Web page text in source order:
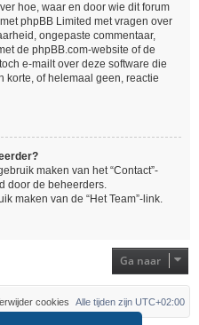
hoe, waar en door wie dit forum
phpBB Limited met vragen over
ongepaste commentaar,
de phpBB.com-website of de
e-mailt over deze software die
korte, of helemaal geen, reactie
maken van het “Contact”-
door de beheerders.
maken van de “Het Team”-link.
Ga naar
Alle tijden zijn UTC+02:00
cookies